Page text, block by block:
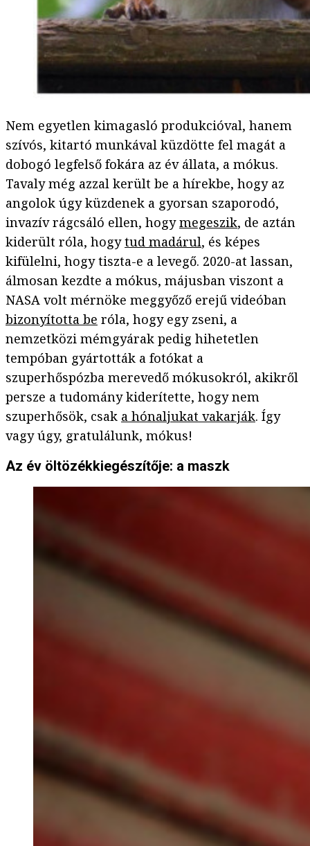
Nem egyetlen kimagasló produkcióval, hanem
szívós, kitartó munkával küzdötte fel magát a
dobogó legfelső fokára az év állata, a mókus.
Tavaly még azzal került be a hírekbe, hogy az
angolok úgy küzdenek a gyorsan szaporodó,
invazív rágcsáló ellen, hogymegeszik, de aztán
kiderült róla, hogytud madárul, és képes
kifülelni, hogy tiszta-e a levegő. 2020-at lassan,
álmosan kezdte a mókus, májusban viszont a
NASA volt mérnöke meggyőző erejű videóban
bizonyította be róla, hogy egy zseni, a
nemzetközi mémgyárak pedig hihetetlen
tempóban gyártották a fotókat a
szuperhőspózba merevedő mókusokról, akikről
persze a tudomány kiderítette, hogy nem
szuperhősök, csak a hónaljukat vakarják. Így
vagy úgy, gratulálunk, mókus!
Az év öltözékkiegészítője: a maszk